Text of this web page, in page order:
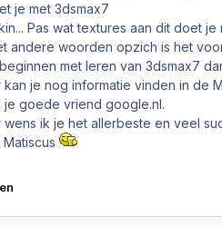
je met 3dsmax7
Pas wat textures aan dit doet je
andere woorden opzich is het
met leren van 3dsmax7
je nog informatie vinden in de
je goede vriend google.nl.
wens ik je het allerbeste en veel